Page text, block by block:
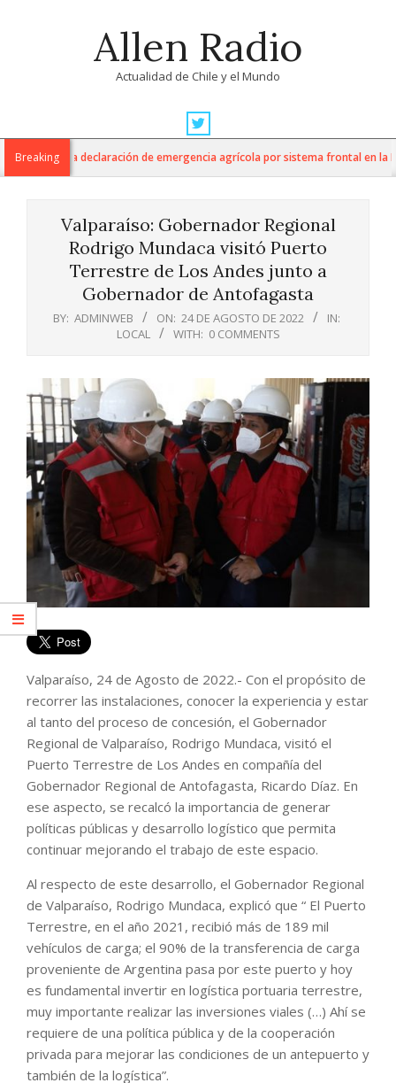
Allen Radio
Actualidad de Chile y el Mundo
Navigation
MenuBreaking
anuncia declaración de emergencia agrícola por sistema frontal en la
Valparaíso: Gobernador Regional
Rodrigo Mundaca visitó Puerto
Terrestre de Los Andes junto a
Gobernador de Antofagasta
BY: ADMINWEB ON: 24 DE AGOSTO DE 2022
IN:
LOCAL
WITH: 0 COMMENTS
Valparaíso, 24 de Agosto de 2022.- Con el propósito de
recorrer las instalaciones, conocer la experiencia y estar
al tanto del proceso de concesión, el Gobernador
Regional de Valparaíso, Rodrigo Mundaca, visitó el
Puerto Terrestre de Los Andes en compañía del
Gobernador Regional de Antofagasta, Ricardo Díaz. En
ese aspecto, se recalcó la importancia de generar
políticas públicas y desarrollo logístico que permita
continuar mejorando el trabajo de este espacio.
Al respecto de este desarrollo, el Gobernador Regional
de Valparaíso, Rodrigo Mundaca, explicó que “ El Puerto
Terrestre, en el año 2021, recibió más de 189 mil
vehículos de carga; el 90% de la transferencia de carga
proveniente de Argentina pasa por este puerto y hoy
es fundamental invertir en logística portuaria terrestre,
muy importante realizar las inversiones viales (…) Ahí se
requiere de una política pública y de la cooperación
privada para mejorar las condiciones de un antepuerto y
también de la logística”.